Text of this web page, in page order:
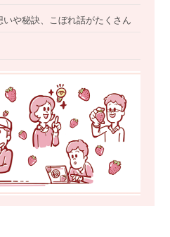
や秘訣、こぼれ話がたくさん